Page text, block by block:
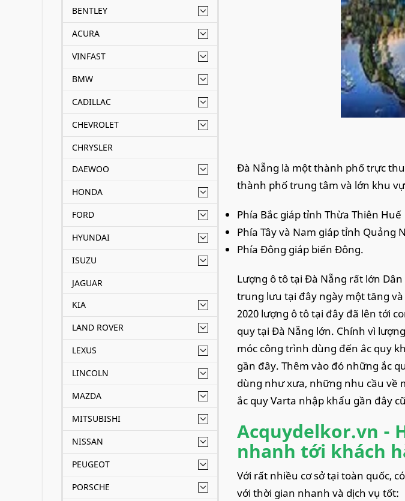
BENTLEY
ACURA
VINFAST
BMW
CADILLAC
CHEVROLET
CHRYSLER
DAEWOO
HONDA
FORD
HYUNDAI
ISUZU
JAGUAR
KIA
LAND ROVER
LEXUS
LINCOLN
MAZDA
MITSUBISHI
NISSAN
PEUGEOT
PORSCHE
Đà Nẵng là một thành phố trực
thành phố trung tâm và lớn khu
Phía Bắc giáp tỉnh Thừa Thiên Huế
Phía Tây và Nam giáp tỉnh Quảng
Phía Đông giáp biển Đông.
Lượng ô tô tại Đà Nẵng rất lớn
trung lưu tại đây ngày một tăng
2020 lượng ô tô tại đây đã lên tới
quy tại Đà Nẵng lớn. Chính vì
móc công trình dùng đến ắc quy
gần đây. Thêm vào đó những ắc
dùng như xưa, những nhu cầu về
ắc quy Varta nhập khẩu gần đây
Acquydelkor.vn -
nhanh tới khách
Với rất nhiều cơ sở tại toàn quốc,
với thời gian nhanh và dịch vụ tốt: